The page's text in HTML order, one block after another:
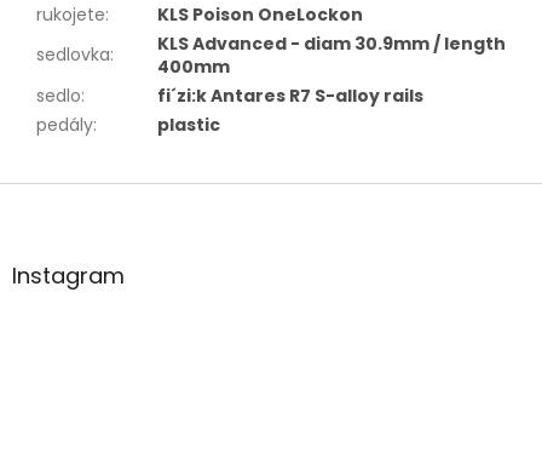
rukojete:
KLS Poison OneLockon
sedlovka:
KLS Advanced - diam 30.9mm / length
400mm
sedlo:
fi´zi:k Antares R7 S-alloy rails
pedály: plastic
Z
aInstagram